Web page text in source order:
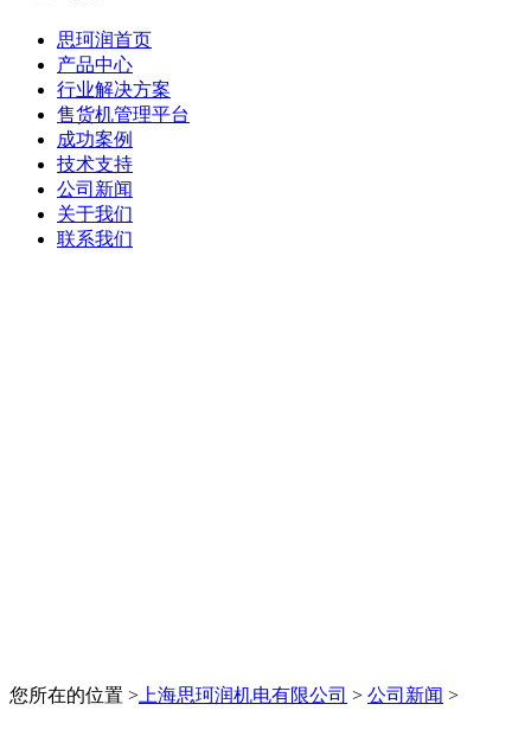
思珂润首页
产品中心
行业解决方案
售货机管理平台
成功案例
技术支持
公司新闻
关于我们
联系我们
您所在的位置 > 上海思珂润机电有限公司 > 公司新闻 >